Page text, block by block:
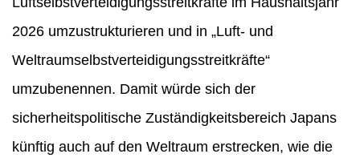
2026 umzustrukturieren und in „Luft- und
Weltraumselbstverteidigungsstreitkräfte“
umzubenennen. Damit würde sich der
sicherheitspolitische Zuständigkeitsbereich Japans
künftig auch auf den Weltraum erstrecken, wie die